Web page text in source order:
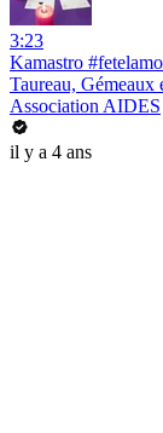
3:23
Kamastro
Taureau, Gémeaux
Association AIDES
il y a 4 ans